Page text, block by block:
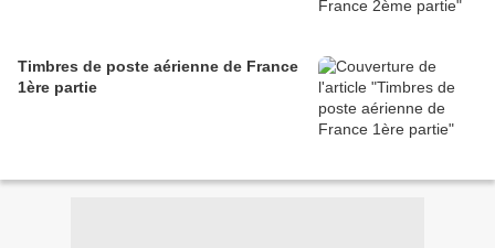
Timbres de poste aérienne de France
1ère partie